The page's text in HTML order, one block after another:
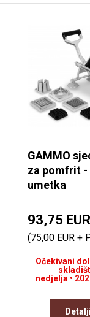
GAMMO
za pomfrit -
umetka
93,75 EUR
(75,00 EUR +
Očekivani
nedjelja •
Detalji